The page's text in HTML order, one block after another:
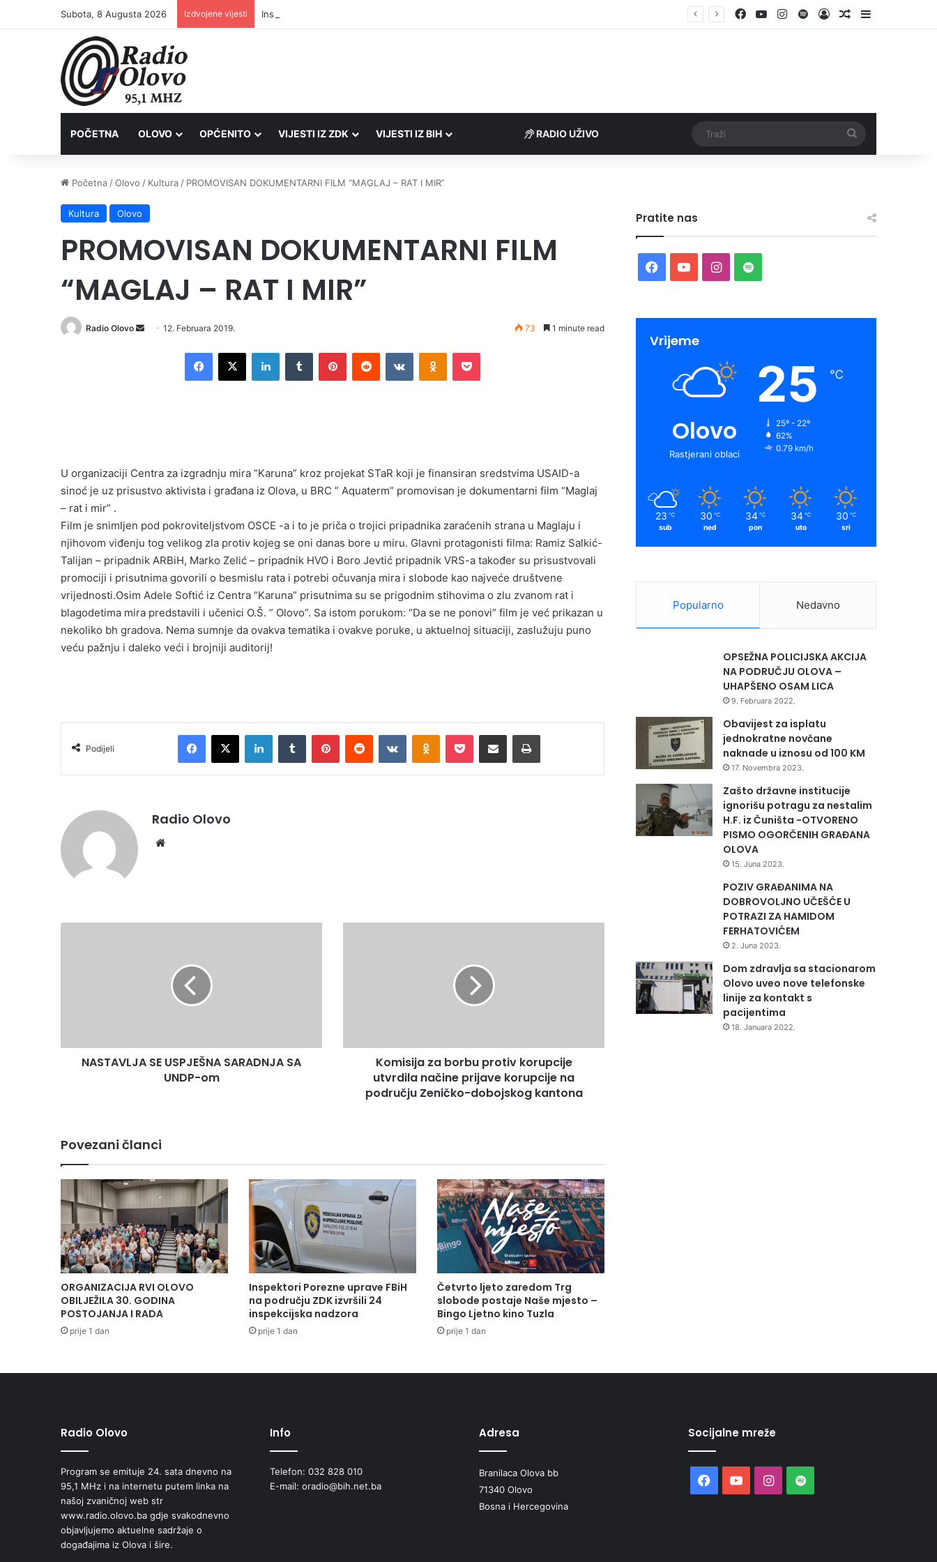
Subota, 8 Augusta 2026 Izdvojene vijesti Inspektori Porezne uprave FBiH na području ZDK izvršili 24 inspekcijska nadzora Facebook
YouTubeInstagram
SpotifyLog InRandom Article
Sidebar
POČETNA OLOVO OPĆENITO VIJESTI IZ ZDK VIJESTI IZ BIH RADIO UŽIVO
Početna /Olovo / Kultura / PROMOVISAN DOKUMENTARNI FILM “MAGLAJ – RAT I MIR”
Kultura Olovo
PROMOVISAN DOKUMENTARNI FILM
“MAGLAJ – RAT I MIR”
Radio Olovo
Send12. Februara 2019. 73 1 minute read
Facebook
X LinkedInTumblr PinterestReddit VKontakteOdnoklassniki
Pocket
U organizaciji Centra za izgradnju mira “Karuna” kroz projekat STaR koji je finansiran sredstvima USAID-a
sinoć je uz prisustvo aktivista i građana iz Olova, u BRC ” Aquaterm” promovisan je dokumentarni film “Maglaj
– rat i mir” .
Film je snimljen pod pokroviteljstvom OSCE -a i to je priča o trojici pripadnika zaraćenih strana u Maglaju i
njihovom viđenju tog velikog zla protiv kojeg se oni danas bore u miru. Glavni protagonisti filma: Ramiz Salkić-
Talijan – pripadnik ARBiH, Marko Zelić – pripadnik HVO i Boro Jevtić pripadnik VRS-a također su prisustvovali
promociji i prisutnima govorili o besmislu rata i potrebi očuvanja mira i slobode kao najveće društvene
vrijednosti.Osim Adele Softić iz Centra “Karuna” prisutnima su se prigodnim stihovima o zlu zvanom rat i
blagodetima mira predstavili i učenici O.Š. ” Olovo”. Sa istom porukom: “Da se ne ponovi” film je već prikazan u
nekoliko bh gradova. Nema sumnje da ovakva tematika i ovakve poruke, u aktuelnoj situaciji, zaslužuju puno
veću pažnju i daleko veći i brojniji auditorij!
Podijeli
Facebook
X LinkedInTumblr PinterestReddit VKontakteOdnoklassniki
Pocket Podijeli putem Emaila Print
Radio Olovo
NASTAVLJA SE USPJEŠNA SARADNJA SA
UNDP-om
korupcije
području
Zeničko-
Komisija za borbu protiv korupcije
utvrdila načine prijave korupcije na
području Zeničko-dobojskog kantona
Povezani članci
ORGANIZACIJA RVI OLOVO
OBILJEŽILA 30. GODINA
POSTOJANJA I RADA
prije 1 dan
Inspektori Porezne uprave FBiH
na području ZDK izvršili 24
inspekcijska nadzora
prije 1 dan
Četvrto ljeto zaredom Trg
slobode postaje Naše mjesto –
Bingo Ljetno kino Tuzla
prije 1 dan
Pratite nas
Facebook
YouTubeInstagram
Spotify
Vrijeme
Olovo
Rastjerani oblaci
25 ℃
25º - 22º
62%
0.79 km/h
23 ℃
sub
30 ℃
ned
34 ℃
pon
34 ℃
uto
30 ℃
sri
Popularno Nedavno
OPSEŽNA POLICIJSKA AKCIJA
NA PODRUČJU OLOVA –
UHAPŠENO OSAM LICA
9. Februara 2022.
Obavijest za isplatu
jednokratne novčane
naknade u iznosu od 100 KM
17. Novembra 2023.
Zašto državne institucije
ignorišu potragu za nestalim
H.F. iz Čuništa -OTVORENO
PISMO OGORČENIH GRAĐANA
OLOVA
15. Juna 2023.
POZIV GRAĐANIMA NA
DOBROVOLJNO UČEŠĆE U
POTRAZI ZA HAMIDOM
FERHATOVIĆEM
2. Juna 2023.
Dom zdravlja sa stacionarom
Olovo uveo nove telefonske
linije za kontakt s
pacijentima
18. Januara 2022.
Radio Olovo
Program se emituje 24. sata dnevno na
95,1 MHz i na internetu putem linka na
našoj zvaničnoj web str
www.radio.olovo.ba gdje svakodnevno
objavljujemo aktuelne sadržaje o
događajima iz Olova i šire.
Info
Telefon: 032 828 010
E-mail: oradio@bih.net.ba
Adresa
Branilaca Olova bb
71340 Olovo
Bosna i Hercegovina
Socijalne mreže
Facebook
YouTubeInstagram
Spotify